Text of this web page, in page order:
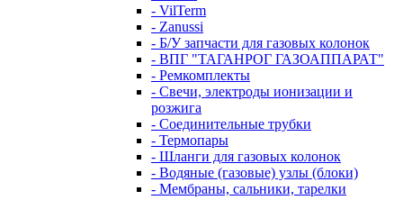
- VilTerm
- Zanussi
- Б/У запчасти для газовых колонок
- ВПГ "ТАГАНРОГ ГАЗОАППАРАТ"
- Ремкомплекты
- Свечи, электроды ионизации и
розжига
- Соединительные трубки
- Термопары
- Шланги для газовых колонок
- Водяные (газовые) узлы (блоки)
- Мембраны, сальники, тарелки